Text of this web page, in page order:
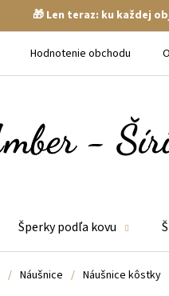
🎁 Len teraz: ku každej
Hodnotenie obchodu
Šperky podľa kovu
/ Náušnice / Náušnice kôstky